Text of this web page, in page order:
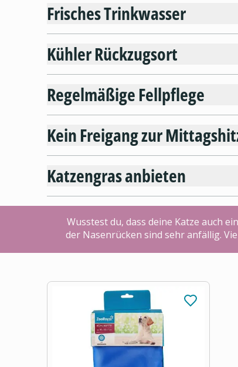
Frisches Trinkwasser
Kühler Rückzugsort
Regelmäßige Fellpflege
Kein Freigang zur
Katzengras anbieten
Wusstest du, dass deine Katze auch
der Nasenrücken sind sehr anfällig.